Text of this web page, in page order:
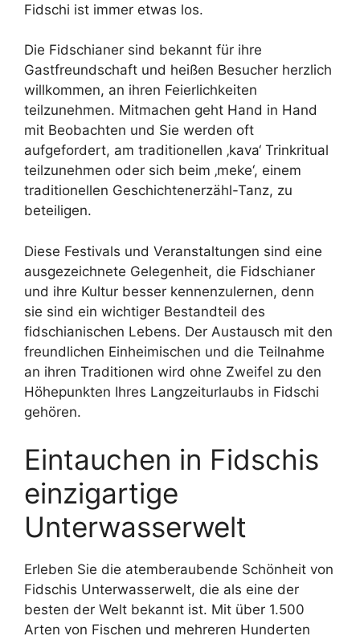
Fidschi ist immer etwas los.
Die Fidschianer sind bekannt für ihre
Gastfreundschaft und heißen Besucher herzlich
willkommen, an ihren Feierlichkeiten
teilzunehmen. Mitmachen geht Hand in Hand
mit Beobachten und Sie werden oft
aufgefordert, am traditionellen ‚kava‘ Trinkritual
teilzunehmen oder sich beim ‚meke‘, einem
traditionellen Geschichtenerzähl-Tanz, zu
beteiligen.
Diese Festivals und Veranstaltungen sind eine
ausgezeichnete Gelegenheit, die Fidschianer
und ihre Kultur besser kennenzulernen, denn
sie sind ein wichtiger Bestandteil des
fidschianischen Lebens. Der Austausch mit den
freundlichen Einheimischen und die Teilnahme
an ihren Traditionen wird ohne Zweifel zu den
Höhepunkten Ihres Langzeiturlaubs in Fidschi
gehören.
Eintauchen in Fidschis
einzigartige
Unterwasserwelt
Erleben Sie die atemberaubende Schönheit von
Fidschis Unterwasserwelt, die als eine der
besten der Welt bekannt ist. Mit über 1.500
Arten von Fischen und mehreren Hunderten